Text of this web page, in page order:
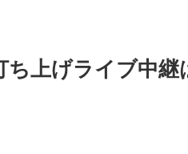
上げライブ中継